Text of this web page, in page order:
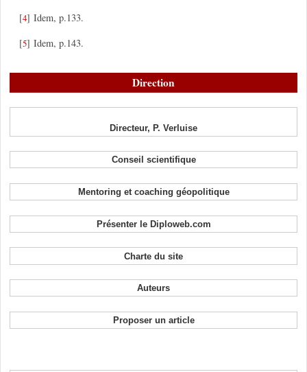
[4]Idem, p.133.
[5]Idem, p.143.
Direction
Directeur, P. Verluise
Conseil scientifique
Mentoring et coaching géopolitique
Présenter le Diploweb.com
Charte du site
Auteurs
Proposer un article